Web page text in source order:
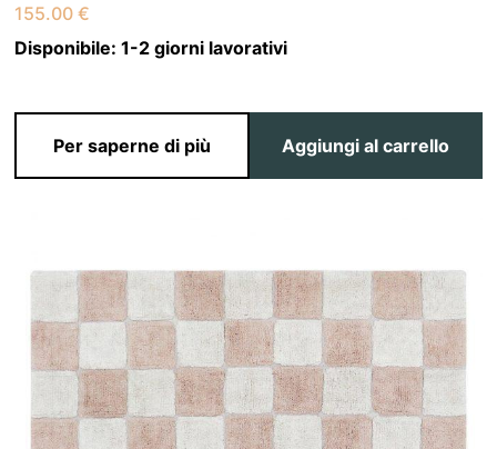
155.00€
Disponibile:1-2 giorni lavorativi
Per saperne di più Aggiungi al carrello